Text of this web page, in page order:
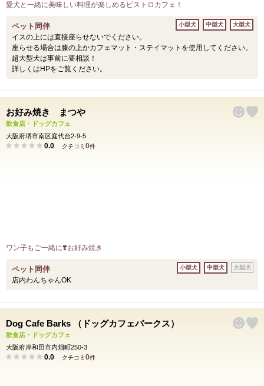
愛犬と一緒に美味しい料理が楽しめるビストロカフェ！
ペット同伴
イスの上には直接座らせないでください。
座らせる場合は膝の上かカフェマット・ステイマットを使用してください。
超大型犬は事前に要相談！
詳しくはHPをご覧ください。
小型犬 中型犬 大型犬
お好み焼き まつや
飲食店・ドッグカフェ
大阪府堺市南区庭代台2-9-5
0.0 クチコミ 0件
ワン子もご一緒に❣️お好み焼き
ペット同伴
店内わんちゃんOK
小型犬 中型犬 大型犬
Dog Cafe Barks （ドッグカフェバークス）
飲食店・ドッグカフェ
大阪府岸和田市内畑町250-3
0.0 クチコミ 0件